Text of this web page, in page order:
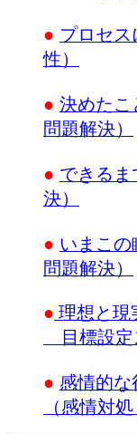
● プロセ
性）
● 決めた
問題解決）
● できる
決）
● いまこ
問題解決）
● 理想と現
目標設定
● 感情的
（感情対